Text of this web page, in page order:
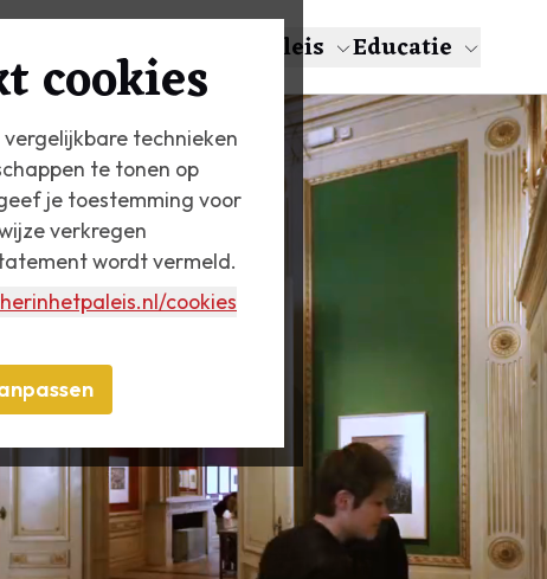
cookies
technieken
te tonen op
je toestemming voor
verkregen
wordt vermeld.
/cookies
Over Escher Het Paleis Educatie